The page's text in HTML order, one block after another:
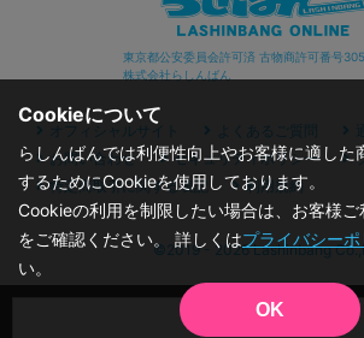
品切状態
東京都公安委員会許可済 古物商許可番号
株式会社らしんばん
オフィシャルサイト よくあるご質問
お問い合わせ
セキュリティポリシー
特定商取引に関する表記
利用規約
©2019 - 2026 Lashinbang
Cookieについて
らしんばんでは利便性向上やお客様に適した
するためにCookieを使用しております。
Cookieの利用を制限したい場合は、お客様
をご確認ください。 詳しくはプライバシー
い。
OK